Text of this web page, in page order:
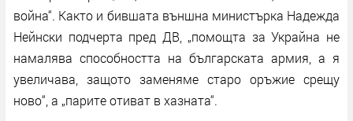
война“. Както и бившата външна министърка Надежда
Нейнски подчерта пред ДВ, „помощта за Украйна не
намалява способността на българската армия, а я
увеличава, защото заменяме старо оръжие срещу
ново“, а „парите отиват в хазната“.